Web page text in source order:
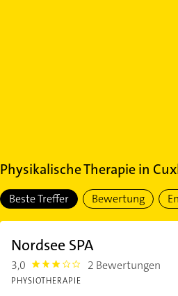
Physikalische Therapiein
Beste Treffer Bewertung
Nordsee SPA
3,0 3.0 2 Bewertungen
PHYSIOTHERAPIE